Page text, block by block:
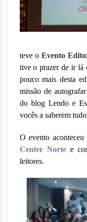
teve o Evento
tive o prazer de ir lá
pouco mais desta
missão de
do blog Lendo e
vocês a saberem
O evento
Center Nortee
leitores.